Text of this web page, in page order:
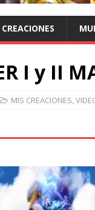
I y II
MIS CREACIONES,